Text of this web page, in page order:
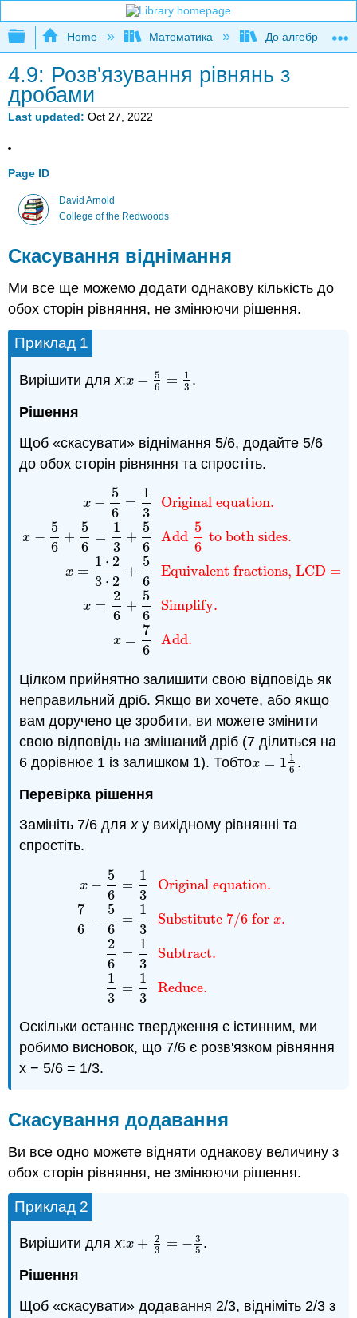
Expand/collapse global hierarchy
Home Математика До алгебри
4.9: Розв'язування рівнянь з
дробами
Last updated Oct 27, 2022
Page ID
David Arnold
College of the Redwoods
Скасування віднімання
Ми все ще можемо додати однакову кількість до
обох сторін рівняння, не змінюючи рішення.
Приклад 1
Вирішити длях:x − 5
6
=
1
3
x−5 6= 13 .
Рішення
Щоб «скасувати» віднімання 5/6, додайте 5/6
до обох сторін рівняння та спростіть.
x −
5
6
=
1
3
x −
5
6
+
5
6
=
1
3
+
5
6
x =
1 ⋅ 2
3 ⋅ 2
+
5
6
x =
2
6
+
5
6
x =
7
6
Original equation.
Add
5
6
to both sides.
Equivalent fractions, LCD = 6.
Simplify.
Add.
Original equation. − 6=
Цілком прийнятно залишити свою відповідь як
неправильний дріб. Якщо ви хочете, або якщо
вам доручено це зробити, ви можете змінити
свою відповідь на змішаний дріб (7 ділиться на
6 дорівнює 1 із залишком 1). Тобтоx = 1 1
6
x=1 16 .
Перевірка рішення
Замініть 7/6 дляxу вихідному рівнянні та
спростіть.
x −
5
6
=
1
3
7
6
−
5
6
=
1
3
2
6
=
1
3
1
3
=
1
3
Original equation.
Substitute 7/6 for x.
Subtract.
Reduce.
x− =1 Original equation.
Оскільки останнє твердження є істинним, ми
робимо висновок, що 7/6 є розв'язком рівняння
x − 5/6 = 1/3.
Скасування додавання
Ви все одно можете відняти однакову величину з
обох сторін рівняння, не змінюючи рішення.
Приклад 2
Вирішити длях:x + 2
3
= − 3
5
x+2 3= −35 .
Рішення
Щоб «скасувати» додавання 2/3, відніміть 2/3 з